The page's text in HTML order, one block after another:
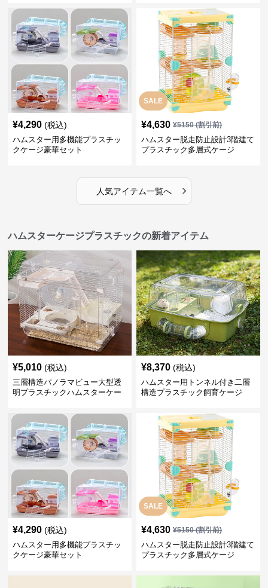
¥4,290 (税込)
ハムスター用多機能プラスチッ
クケージ豪華セット
SALE
¥4,630 ¥5150(割引前)
ハムスター脱走防止設計3階建て
プラスチック多層式ケージ
人気アイテム一覧へ ›
ハムスターケージプラスチックの新着アイテム
¥5,010 (税込)
三層構造パノラマビュー大型透
明プラスチックハムスターケー
¥8,370 (税込)
ハムスター用トンネル付き二層
構造プラスチック飼育ケージ
¥4,290 (税込)
ハムスター用多機能プラスチッ
クケージ豪華セット
SALE
¥4,630 ¥5150(割引前)
ハムスター脱走防止設計3階建て
プラスチック多層式ケージ